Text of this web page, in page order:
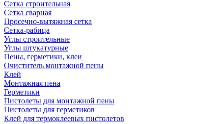
Сетка строительная
Сетка сварная
Просечно-вытяжная сетка
Сетка-рабица
Углы строительные
Углы штукатурные
Пены, герметики, клеи
Очиститель монтажной пены
Клей
Монтажная пена
Герметики
Пистолеты для монтажной пены
Пистолеты для герметиков
Клей для термоклеевых пистолетов